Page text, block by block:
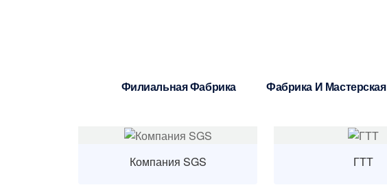
Филиальная Фабрика Фабрика И Мастерская
Компания SGS ГТТ